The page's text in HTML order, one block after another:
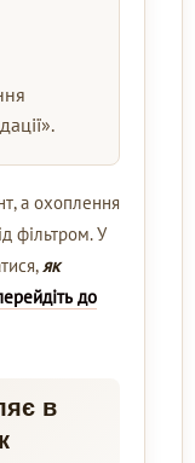
а охоплення
фільтром. У
як
до
в